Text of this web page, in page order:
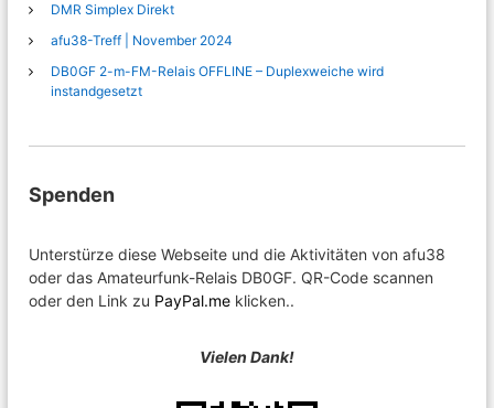
DMR Simplex Direkt
afu38-Treff | November 2024
DB0GF 2-m-FM-Relais OFFLINE – Duplexweiche wird
instandgesetzt
Spenden
Unterstürze diese Webseite und die Aktivitäten von afu38
oder das Amateurfunk-Relais DB0GF. QR-Code scannen
oder den Link zu PayPal.me klicken..
Vielen Dank!